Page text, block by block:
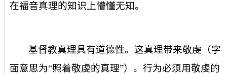
在福音真理的知识上懵懂无知。
基督教真理具有道德性。这真理带来敬虔 （字
面意思为“照着敬虔的真理”）。行为必须用敬虔的